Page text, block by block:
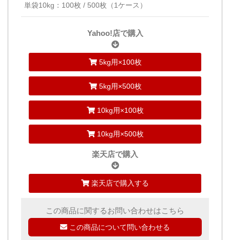
単袋10kg：100枚 / 500枚（1ケース）
Yahoo!店で購入
5kg用×100枚
5kg用×500枚
10kg用×100枚
10kg用×500枚
楽天店で購入
楽天店で購入する
この商品に関するお問い合わせはこちら
この商品について問い合わせる